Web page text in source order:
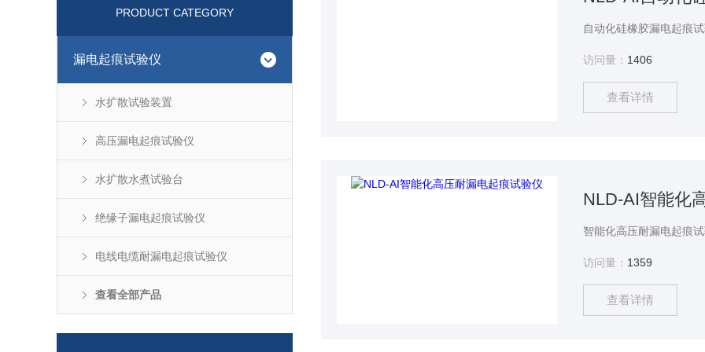
PRODUCT CATEGORY
漏电起痕试验仪
水扩散试验装置
高压漏电起痕试验仪
水扩散水煮试验台
绝缘子漏电起痕试验仪
电线电缆耐漏电起痕试验仪
查看全部产品
访问量： 1406
查看详情
NLD-AI智能化
访问量： 1359
查看详情